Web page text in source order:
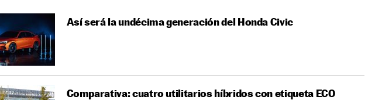
Así será la undécima generación del Honda Civic
Comparativa: cuatro utilitarios híbridos con etiqueta ECO